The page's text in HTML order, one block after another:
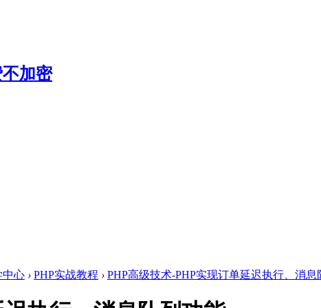
中心 › PHP实战教程 › PHP高级技术-PHP实现订单延迟执行、消息